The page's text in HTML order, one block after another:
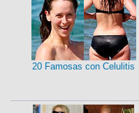
20 Famosas con Celulitis